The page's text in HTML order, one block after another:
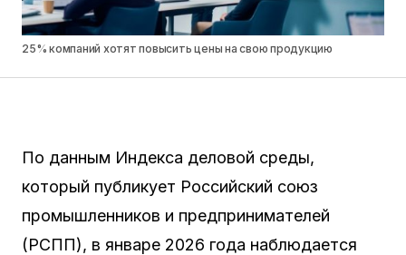
25% компаний хотят повысить цены на свою продукцию
По данным Индекса деловой среды,
который публикует Российский союз
промышленников и предпринимателей
(РСПП), в январе 2026 года наблюдается